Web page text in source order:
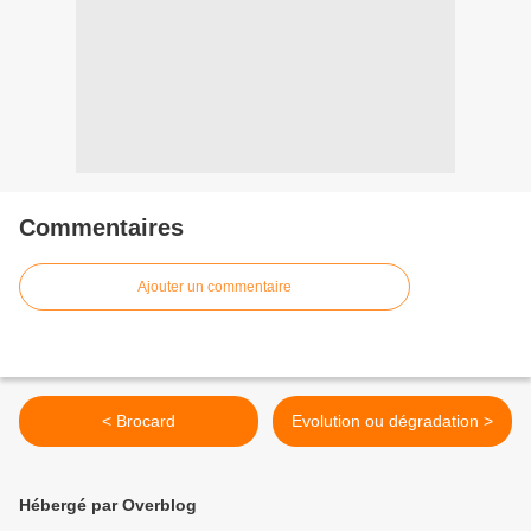
Commentaires
Ajouter un commentaire
< Brocard Evolution ou dégradation >
Hébergé par Overblog